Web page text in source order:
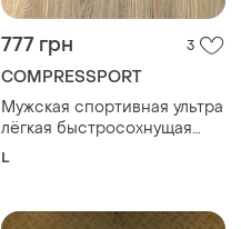
777 грн 3
COMPRESSPORT
Мужская спортивная ультра
лёгкая быстросохнущая
футболка compressport
L